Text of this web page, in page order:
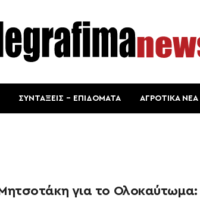
ΣΥΝΤΑΞΕΙΣ – ΕΠΙΔΟΜΑΤΑ ΑΓΡΟΤΙΚΑ ΝΕΑ
για το Ολοκαύτωμα: